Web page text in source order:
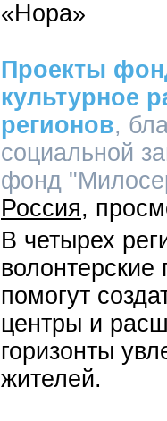
«Нора»
Проекты
культурное
регионов,
социальной
фонд
Россия
В четырех
волонтерские
помогут
центры и
горизонты
жителей.